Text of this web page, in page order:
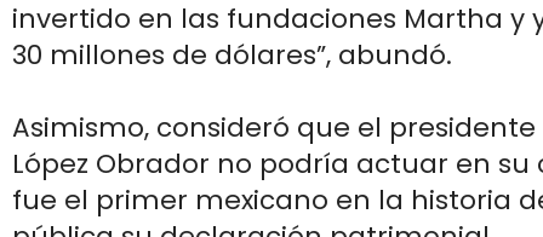
invertido en las fundaciones Martha y
30 millones de dólares”, abundó.
Asimismo, consideró que el
López Obrador no podría actuar en
fue el primer mexicano en la historia